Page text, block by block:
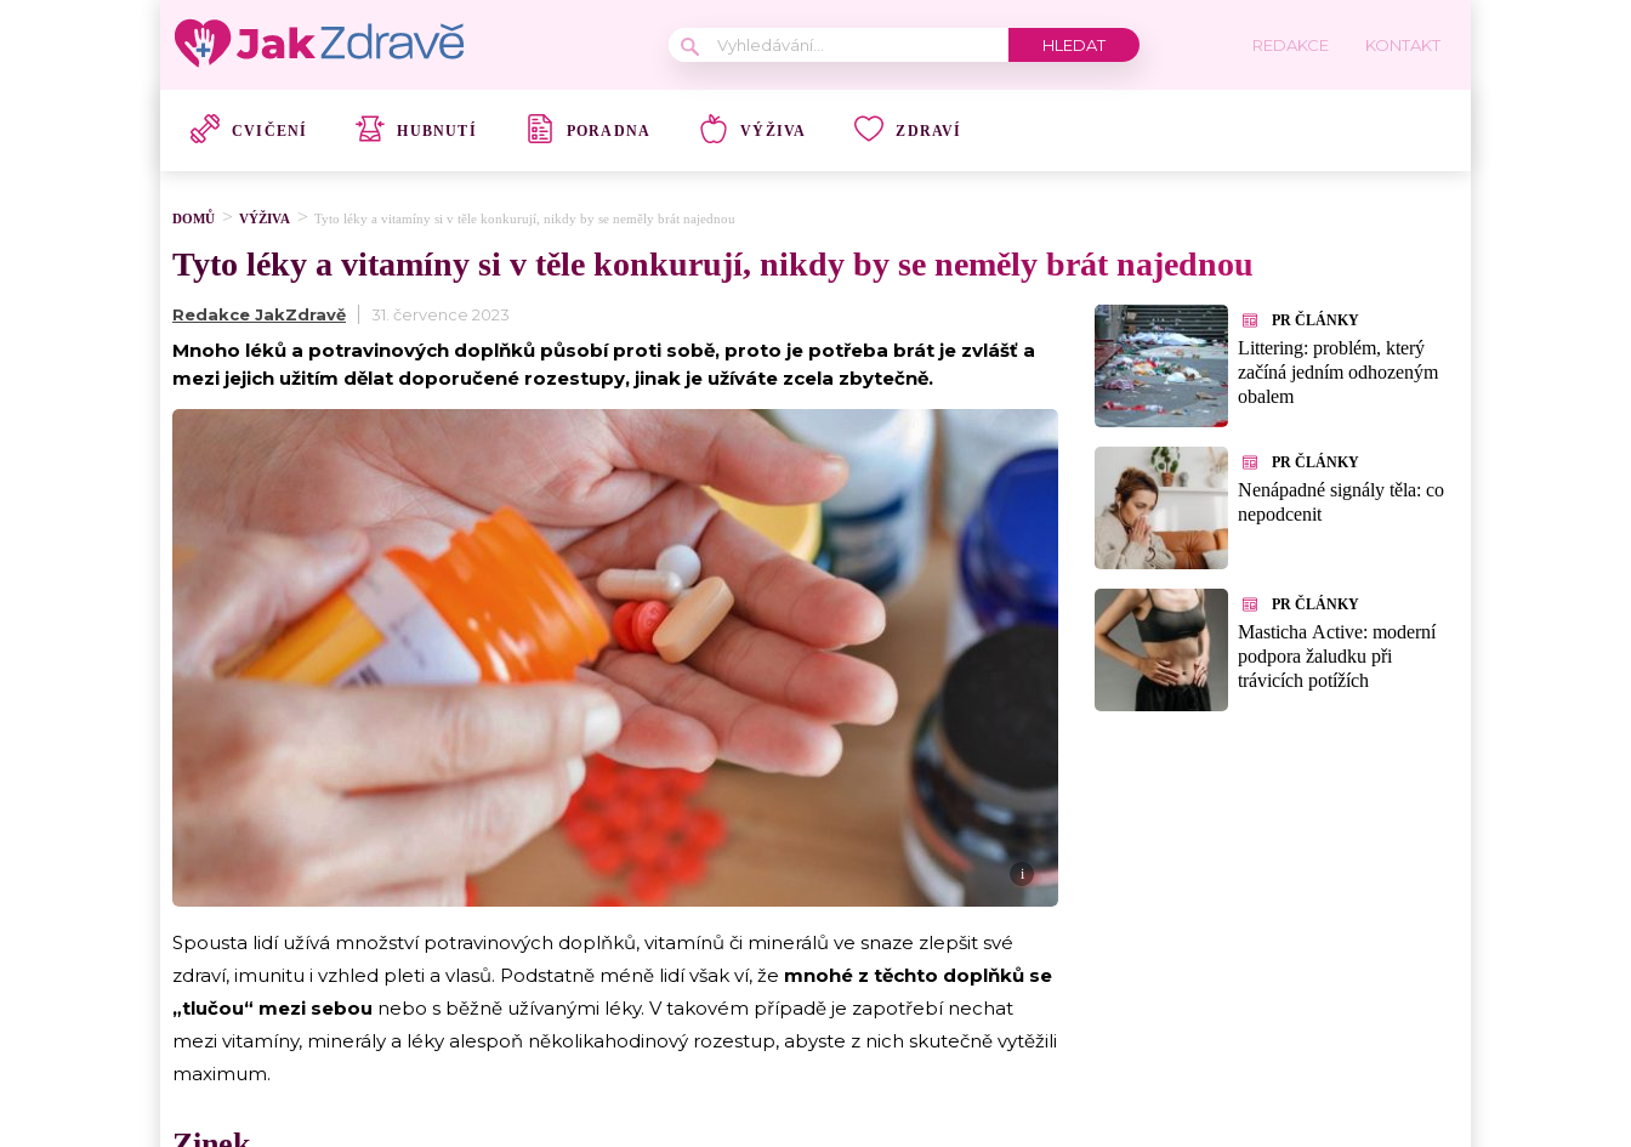
REDAKCE KONTAKT
CVIČENÍ HUBNUTÍ PORADNA VÝŽIVA ZDRAVÍ
DOMŮ VÝŽIVA Tyto léky a vitamíny si v těle konkurují, nikdy by se neměly brát najednou
Tyto léky a vitamíny si v těle konkurují, nikdy by se neměly brát najednou
Redakce JakZdravě 31. července 2023
Mnoho léků a potravinových doplňků působí proti sobě, proto je potřeba brát je zvlášť a
mezi jejich užitím dělat doporučené rozestupy, jinak je užíváte zcela zbytečně.
i
Spousta lidí užívá množství potravinových doplňků, vitamínů či minerálů ve snaze zlepšit své
zdraví, imunitu i vzhled pleti a vlasů. Podstatně méně lidí však ví, že mnohé z těchto doplňků se
„tlučou“ mezi sebou nebo s běžně užívanými léky. V takovém případě je zapotřebí nechat
mezi vitamíny, minerály a léky alespoň několikahodinový rozestup, abyste z nich skutečně vytěžili
maximum.
PR ČLÁNKY
Littering: problém, který
začíná jedním odhozeným
obalem
PR ČLÁNKY
Nenápadné signály těla: co
nepodcenit
PR ČLÁNKY
Masticha Active: moderní
podpora žaludku při
trávicích potížích